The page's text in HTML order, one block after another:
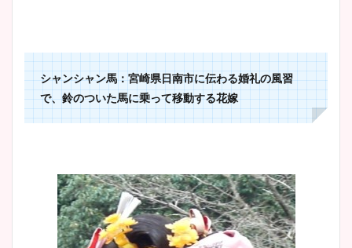
シャンシャン馬：宮崎県日南市に伝わる婚礼の風習
で、鈴のついた馬に乗って移動する花嫁